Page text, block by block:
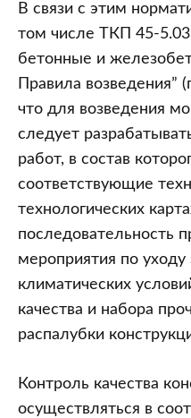
В связи с этим
том числе ТКП 45-
бетонные и
Правила возведения”
что для возведения
следует
работ, в состав
соответствующие
технологических
последовательность
мероприятия по
климатических
качества и набора
распалубки
Контроль качества
осуществляться в